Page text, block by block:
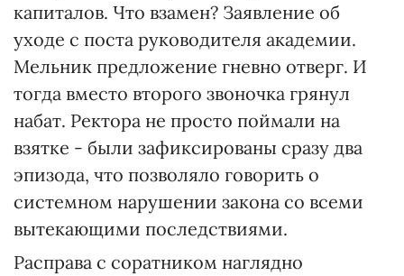
капиталов. Что взамен? Заявление об
уходе с поста руководителя академии.
Мельник предложение гневно отверг. И
тогда вместо второго звоночка грянул
набат. Ректора не просто поймали на
взятке - были зафиксированы сразу два
эпизода, что позволяло говорить о
системном нарушении закона со всеми
вытекающими последствиями.
Расправа с соратником наглядно